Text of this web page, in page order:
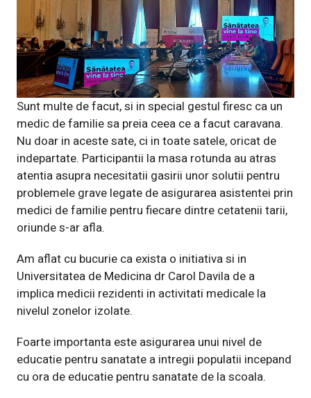
Sunt multe de facut, si in special gestul firesc ca un
medic de familie sa preia ceea ce a facut caravana.
Nu doar in aceste sate, ci in toate satele, oricat de
indepartate. Participantii la masa rotunda au atras
atentia asupra necesitatii gasirii unor solutii pentru
problemele grave legate de asigurarea asistentei prin
medici de familie pentru fiecare dintre cetatenii tarii,
oriunde s-ar afla.
Am aflat cu bucurie ca exista o initiativa si in
Universitatea de Medicina dr Carol Davila de a
implica medicii rezidenti in activitati medicale la
nivelul zonelor izolate.
Foarte importanta este asigurarea unui nivel de
educatie pentru sanatate a intregii populatii incepand
cu ora de educatie pentru sanatate de la scoala.